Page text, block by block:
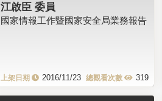
江啟臣 委員
國家情報工作暨國家安全局業務報告
2016/11/23 319